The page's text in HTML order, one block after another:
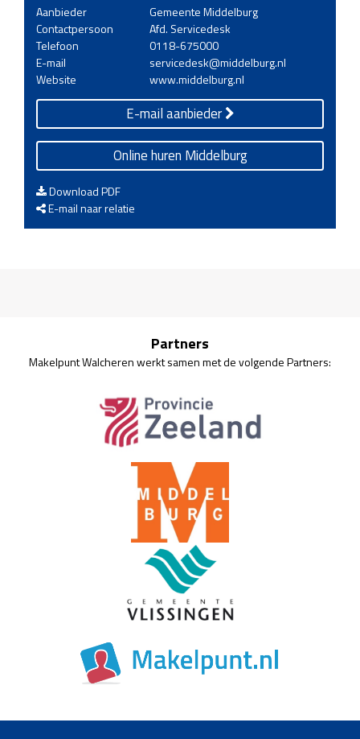
Aanbieder
Gemeente Middelburg
Contactpersoon
Afd. Servicedesk
Telefoon
0118-675000
E-mail
servicedesk@middelburg.nl
Website
www.middelburg.nl
E-mail aanbieder
Online huren Middelburg
Download PDF
E-mail naar relatie
Partners
Makelpunt Walcheren werkt samen met de volgende Partners: